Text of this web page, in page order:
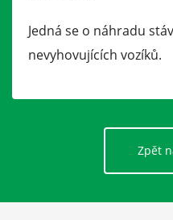
Jedná se o náhradu
nevyhovujících vozíků.
Zpět